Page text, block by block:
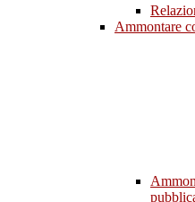
Ammontare